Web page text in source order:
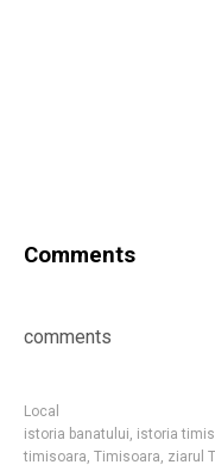
Comments
comments
Local
istoria banatului, istoria
timisoara, Timisoara, ziarul